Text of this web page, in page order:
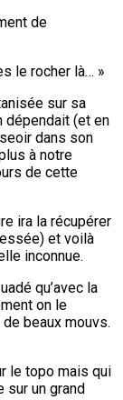
de
le rocher là… »
sur sa
dépendait (et en
dans son
à notre
de cette
ira la récupérer
et voilà
inconnue.
qu’avec la
on le
beaux mouvs.
le topo mais qui
sur un grand